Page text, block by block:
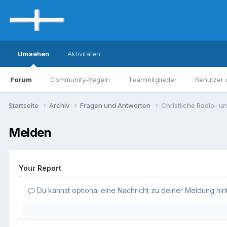
Umsehen
Forum Community-Regeln Teammitglieder Benutzer
Aktivitäten
Startseite Archiv Fragen und Antworten Christliche Radio-
Melden
Your Report
Du kannst optional eine Nachricht zu deiner Meldung